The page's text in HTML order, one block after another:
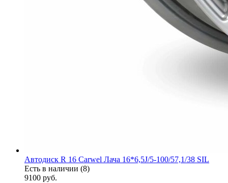
Автодиск R 16 Carwel Лача 16*6,5J/5-100/57,1/38 SIL
Есть в наличии (8)
9100 руб.